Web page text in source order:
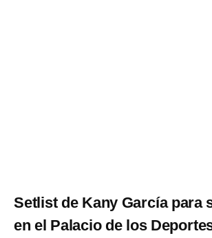
Setlist de Kany García para
en el Palacio de los